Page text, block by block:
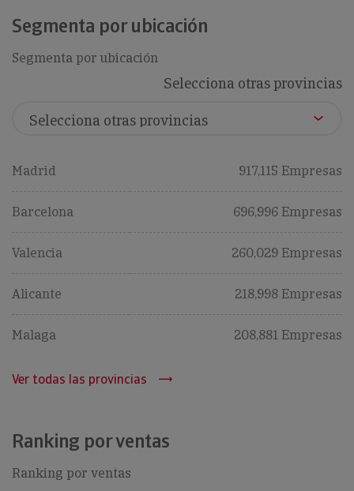
Segmenta por ubicación
Segmenta por ubicación
Selecciona otras provincias
Madrid 917,115 Empresas
Barcelona 696,996 Empresas
Valencia 260,029 Empresas
Alicante 218,998 Empresas
Malaga 208,881 Empresas
Ver todas las provincias
Ranking por ventas
Ranking por ventas